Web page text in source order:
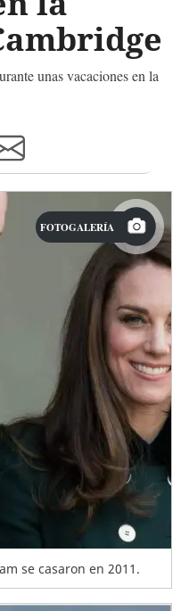
unas vacaciones en la
FOTOGALERÍA
se casaron en 2011.